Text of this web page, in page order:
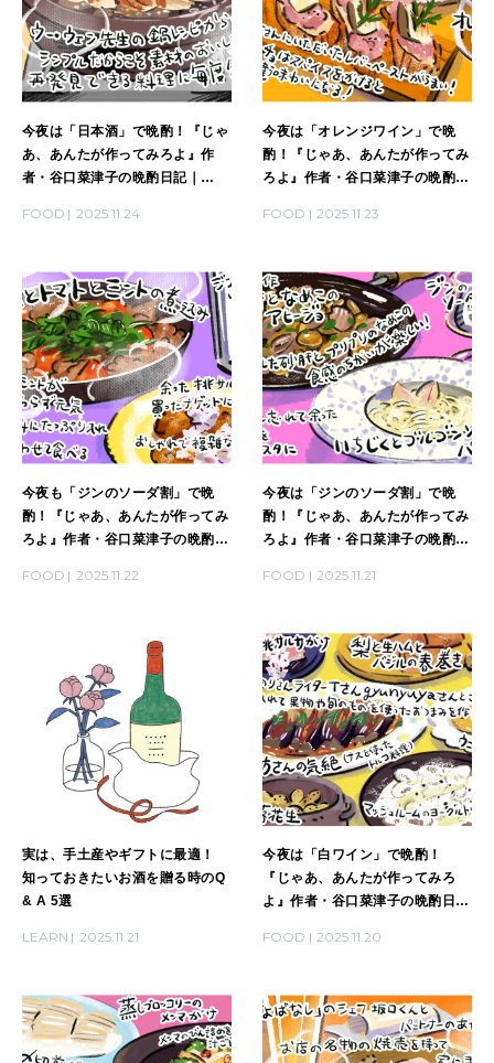
今夜は「日本酒」で晩酌！『じゃ
あ、あんたが作ってみろよ』作
者・谷口菜津子の晩酌日記｜
FOOD 2025.11.24
今夜は「オレンジワイン」で晩
酌！『じゃあ、あんたが作ってみ
ろよ』作者・谷口菜津子の晩酌日
FOOD 2025.11.23
今夜も「ジンのソーダ割」で晩
酌！『じゃあ、あんたが作ってみ
ろよ』作者・谷口菜津子の晩酌日
FOOD 2025.11.22
今夜は「ジンのソーダ割」で晩
酌！『じゃあ、あんたが作ってみ
ろよ』作者・谷口菜津子の晩酌日
FOOD 2025.11.21
実は、手土産やギフトに最適！
知っておきたいお酒を贈る時のQ
& A 5選
LEARN 2025.11.21
今夜は「白ワイン」で晩酌！
『じゃあ、あんたが作ってみろ
よ』作者・谷口菜津子の晩酌日記
FOOD 2025.11.20